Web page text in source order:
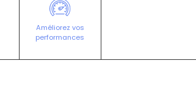
Améliorez vos
performances